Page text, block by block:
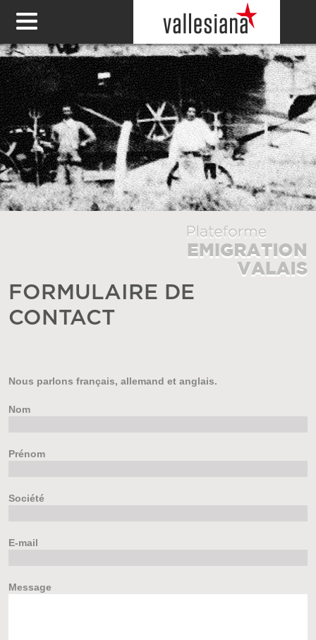
FORMULAIRE DE
CONTACT
Nous parlons français, allemand et anglais.
Nom
Prénom
Société
E-mail
Message